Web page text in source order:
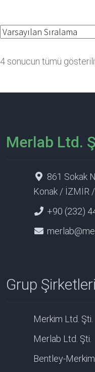
4 sonucun tümü
Merlab Ltd.
861 Sokak
Konak / İZMİR
+90 (232)
Grup
Merkim Ltd. Şti.
Merlab Ltd. Şti.
Bentley-